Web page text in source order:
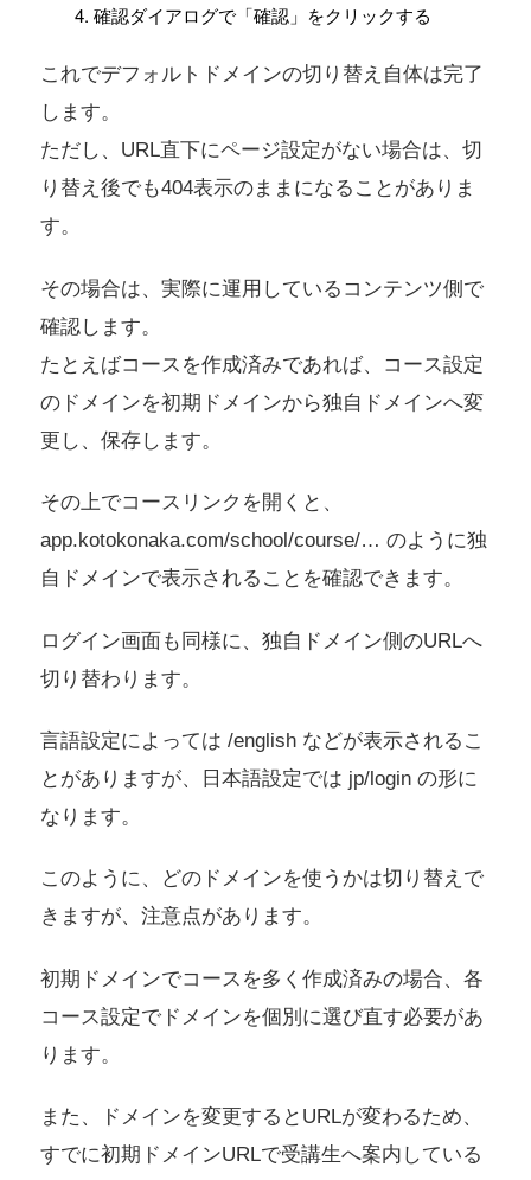
確認ダイアログで「確認」をクリックする
これでデフォルトドメインの切り替え自体は完了
します。
ただし、URL直下にページ設定がない場合は、切
り替え後でも404表示のままになることがありま
す。
その場合は、実際に運用しているコンテンツ側で
確認します。
たとえばコースを作成済みであれば、コース設定
のドメインを初期ドメインから独自ドメインへ変
更し、保存します。
その上でコースリンクを開くと、
app.kotokonaka.com/school/course/… のように独
自ドメインで表示されることを確認できます。
ログイン画面も同様に、独自ドメイン側のURLへ
切り替わります。
言語設定によっては /english などが表示されるこ
とがありますが、日本語設定では jp/login の形に
なります。
このように、どのドメインを使うかは切り替えで
きますが、注意点があります。
初期ドメインでコースを多く作成済みの場合、各
コース設定でドメインを個別に選び直す必要があ
ります。
また、ドメインを変更するとURLが変わるため、
すでに初期ドメインURLで受講生へ案内している